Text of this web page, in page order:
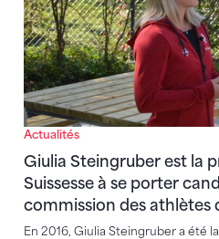
Actualités
Giulia Steingruber est la
Suissesse à se porter
commission des athlètes
En 2016, Giulia Steingruber a été